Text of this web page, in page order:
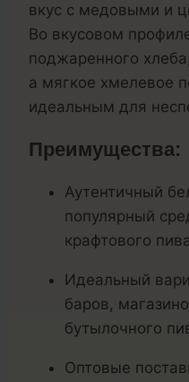
вкус с медовыми и
Во вкусовом
поджаренного
а мягкое хмелевое
идеальным для
Преимущества:
Аутентичный
популярный
крафтового пива
Идеальный
баров,
бутылочного
Оптовые